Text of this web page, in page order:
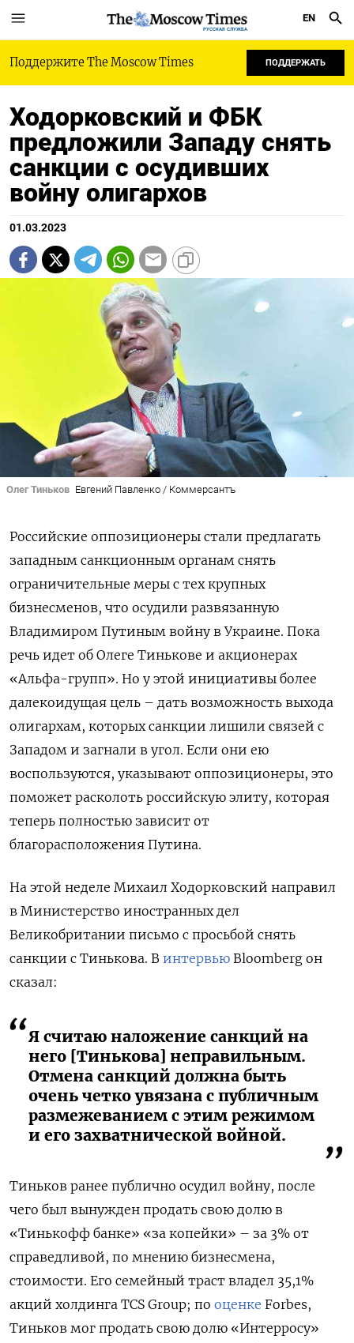
РУССКАЯ СЛУЖБА
EN
Поддержите The Moscow Times ПОДДЕРЖАТЬ
Ходорковский и ФБК
предложили Западу снять
санкции с осудивших
войну олигархов
01.03.2023
Олег Тиньков Евгений Павленко / Коммерсантъ
Российские оппозиционеры стали предлагать
западным санкционным органам снять
ограничительные меры с тех крупных
бизнесменов, что осудили развязанную
Владимиром Путиным войну в Украине. Пока
речь идет об Олеге Тинькове и акционерах
«Альфа-групп». Но у этой инициативы более
далекоидущая цель – дать возможность выхода
олигархам, которых санкции лишили связей с
Западом и загнали в угол. Если они ею
воспользуются, указывают оппозиционеры, это
поможет расколоть российскую элиту, которая
теперь полностью зависит от
благорасположения Путина.
На этой неделе Михаил Ходорковский направил
в Министерство иностранных дел
Великобритании письмо с просьбой снять
санкции с Тинькова. В интервью Bloomberg он
сказал:
Я считаю наложение санкций на
него [Тинькова] неправильным.
Отмена санкций должна быть
очень четко увязана с публичным
размежеванием с этим режимом
и его захватнической войной.
Тиньков ранее публично осудил войну, после
чего был вынужден продать свою долю в
«Тинькофф банке» «за копейки» – за 3% от
справедливой, по мнению бизнесмена,
стоимости. Его семейный траст владел 35,1%
акций холдинга TCS Group; по оценке Forbes,
Тиньков мог продать свою долю «Интерросу»